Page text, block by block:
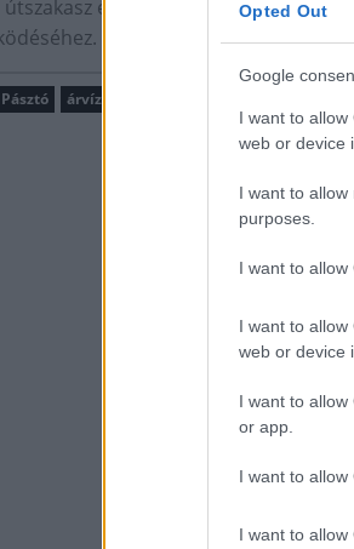
Opted Out
Google
I want to
web or device
I want to
purposes.
I want to allow
I want to
web or device
I want to
or app.
I want to allow
I want to
és a tározó ár-apasztó
Pásztó árvízvédelem